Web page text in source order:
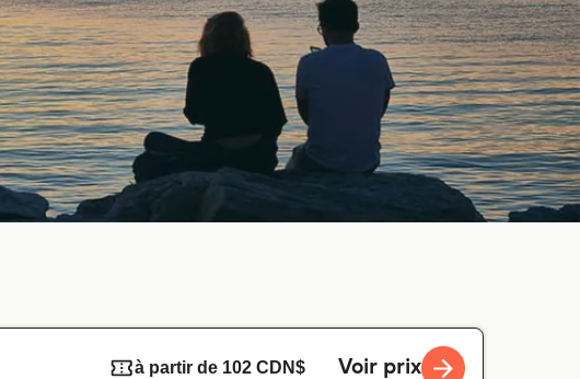
à partir de 102 CDN$ Voir prix